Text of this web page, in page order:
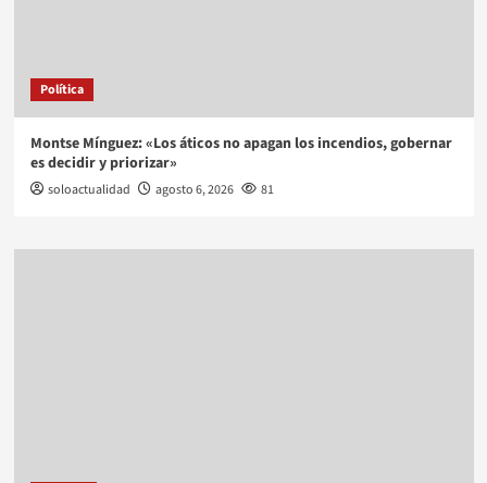
Política
Montse Mínguez: «Los áticos no apagan los incendios, gobernar
es decidir y priorizar»
soloactualidad agosto 6, 2026 81